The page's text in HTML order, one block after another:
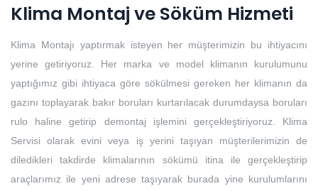
Klima Montaj ve Söküm Hizmeti
Klima Montajı yaptırmak isteyen her müşterimizin bu ihtiyacını
yerine getiriyoruz. Her marka ve model klimanın kurulumunu
yaptığımız gibi ihtiyaca göre sökülmesi gereken her klimanın da
gazını toplayarak bakır boruları kurtarılacak durumdaysa boruları
rulo haline getirip demontaj işlemini gerçekleştiriyoruz. Klima
Servisi olarak evini veya iş yerini taşıyan müşterilerimizin de
diledikleri takdirde klimalarının sökümü itina ile gerçekleştirip
araçlarımız ile yeni adrese taşıyarak burada yine kurulumlarını